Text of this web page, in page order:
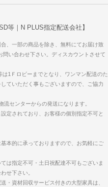
等｜N PLUS指定配送会社】
、一部の商品を除き、無料にてお届け致
問い合わせ下さい。ディスカウントさせて
1Ｆロビーまでとなり、ワンマン配送のた
ていただく事もございますので、ご協力
流センターからの発送になります。
定されており、お客様の個別指定不可と
本的に承っておりますので、お気軽にご
は指定不可・土日祝配達不可もございま
せ下さい。
・資材回収サービス付きの大型家具は、